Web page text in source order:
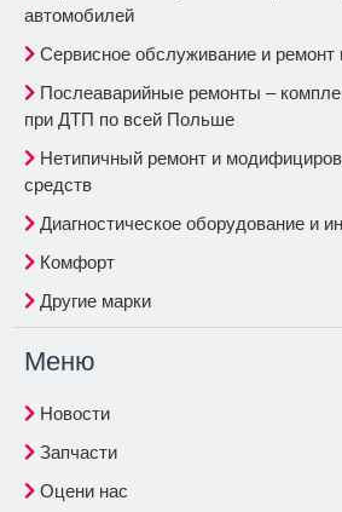
автомобилей
Сервисное обслуживание и ремонт
Послеаварийные ремонты –
при ДТП по всей Польше
Нетипичный ремонт и
средств
Диагностическое оборудование и
Комфорт
Другие марки
Меню
Новости
Запчасти
Оцени нас